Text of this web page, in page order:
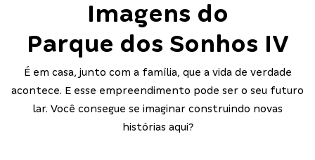
Imagens do
Parque dos Sonhos IV
É em casa, junto com a família, que a vida de verdade
acontece. E esse empreendimento pode ser o seu futuro
lar. Você consegue se imaginar construindo novas
histórias aqui?